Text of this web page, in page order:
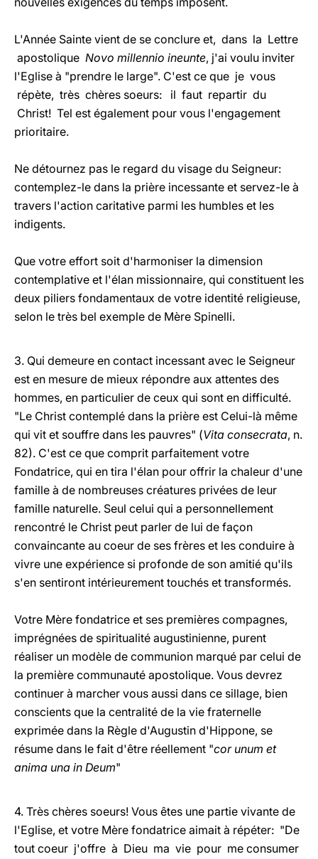
L'Année Sainte vient de se conclure et, dans la Lettre
apostolique Novo millennio ineunte, j'ai voulu inviter
l'Eglise à "prendre le large". C'est ce que je vous
répète, très chères soeurs: il faut repartir du
Christ! Tel est également pour vous l'engagement
prioritaire.
Ne détournez pas le regard du visage du Seigneur:
contemplez-le dans la prière incessante et servez-le à
travers l'action caritative parmi les humbles et les
indigents.
Que votre effort soit d'harmoniser la dimension
contemplative et l'élan missionnaire, qui constituent les
deux piliers fondamentaux de votre identité religieuse,
selon le très bel exemple de Mère Spinelli.
3. Qui demeure en contact incessant avec le Seigneur
est en mesure de mieux répondre aux attentes des
hommes, en particulier de ceux qui sont en difficulté.
"Le Christ contemplé dans la prière est Celui-là même
qui vit et souffre dans les pauvres" (Vita consecrata, n.
82). C'est ce que comprit parfaitement votre
Fondatrice, qui en tira l'élan pour offrir la chaleur d'une
famille à de nombreuses créatures privées de leur
famille naturelle. Seul celui qui a personnellement
rencontré le Christ peut parler de lui de façon
convaincante au coeur de ses frères et les conduire à
vivre une expérience si profonde de son amitié qu'ils
s'en sentiront intérieurement touchés et transformés.
Votre Mère fondatrice et ses premières compagnes,
imprégnées de spiritualité augustinienne, purent
réaliser un modèle de communion marqué par celui de
la première communauté apostolique. Vous devrez
continuer à marcher vous aussi dans ce sillage, bien
conscients que la centralité de la vie fraternelle
exprimée dans la Règle d'Augustin d'Hippone, se
résume dans le fait d'être réellement "cor unum et
anima una in Deum"
4. Très chères soeurs! Vous êtes une partie vivante de
l'Eglise, et votre Mère fondatrice aimait à répéter: "De
tout coeur j'offre à Dieu ma vie pour me consumer